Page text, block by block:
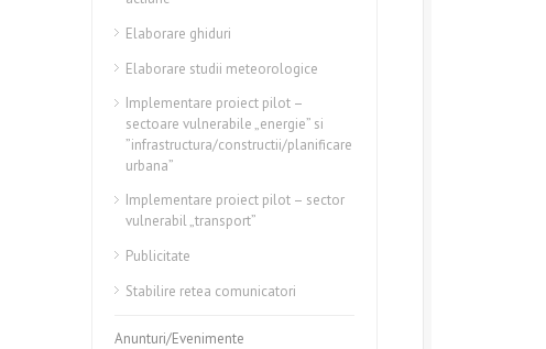
Elaborare ghiduri
Elaborare studii meteorologice
Implementare proiect pilot –
sectoare vulnerabile „energie” si
”infrastructura/constructii/planificare
urbana”
Implementare proiect pilot – sector
vulnerabil „transport”
Publicitate
Stabilire retea comunicatori
Anunturi/Evenimente